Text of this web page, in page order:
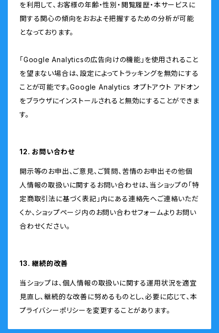
を利用して、お客様の年齢・性別・閲覧履歴・本サービスに
関する関心の傾向をおおよそ把握するための分析が可能
となっております。
「Google Analyticsの広告向けの機能」を使用されること
を望まない場合は、設定によってトラッキングを無効にする
ことが可能です。Google Analytics オプトアウト アドオン
をブラウザにインストールされると無効にすることができま
す。
12. お問い合わせ
開示等のお申出、ご意見、ご質問、苦情のお申出その他個
人情報の取扱いに関するお問い合わせは、当ショップの「特
定商取引法に基づく表記」内にある連絡先へご連絡いただ
くか、ショップページ内のお問い合わせフォームよりお問い
合わせください。
13. 継続的改善
当ショップは、個人情報の取扱いに関する運用状況を適宜
見直し、継続的な改善に努めるものとし、必要に応じて、本
プライバシーポリシーを変更することがあります。